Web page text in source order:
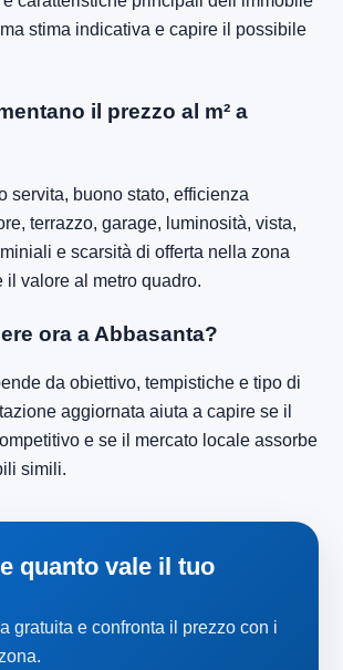
stima indicativa e capire il possibile
il prezzo al m² a
servita, buono stato, efficienza
terrazzo, garage, luminosità, vista,
e scarsità di offerta nella zona
il valore al metro quadro.
ora a Abbasanta?
da obiettivo, tempistiche e tipo di
aggiornata aiuta a capire se il
e se il mercato locale assorbe
simili.
quanto vale il tuo
gratuita e confronta il prezzo con i